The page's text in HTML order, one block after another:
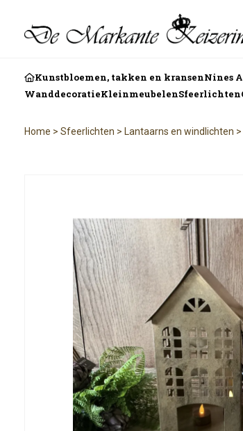
Kunstbloemen, takken en kransenNines
WanddecoratieKleinmeubelenSfeerlichten
Home > Sfeerlichten > Lantaarns en windlichten >